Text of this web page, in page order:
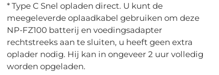
* Type C Snel opladen direct. U kunt de
meegeleverde oplaadkabel gebruiken om deze
NP-FZ100 batterij en voedingsadapter
rechtstreeks aan te sluiten, u heeft geen extra
oplader nodig. Hij kan in ongeveer 2 uur volledig
worden opgeladen.